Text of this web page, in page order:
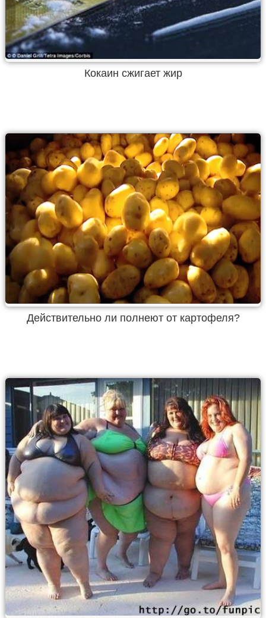
Кокаин сжигает жир
Действительно ли полнеют от картофеля?